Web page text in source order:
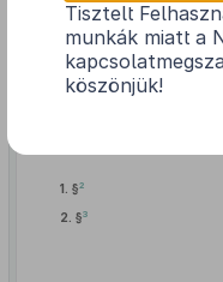
egyes
1. §2
2. §3
Tisztelt
munkák miatt a
köszönjük!